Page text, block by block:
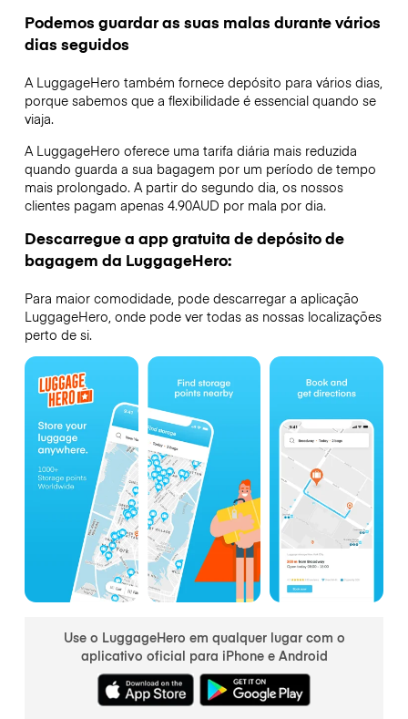
Podemos guardar as suas malas durante vários
dias seguidos
A LuggageHero também fornece depósito para vários dias,
porque sabemos que a flexibilidade é essencial quando se
viaja.
A LuggageHero oferece uma tarifa diária mais reduzida
quando guarda a sua bagagem por um período de tempo
mais prolongado. A partir do segundo dia, os nossos
clientes pagam apenas 4.90AUD por mala por dia.
Descarregue a app gratuita de depósito de
bagagem da LuggageHero:
Para maior comodidade, pode descarregar a aplicação
LuggageHero, onde pode ver todas as nossas localizações
perto de si.
Use o LuggageHero em qualquer lugar com o
aplicativo oficial para iPhone e Android